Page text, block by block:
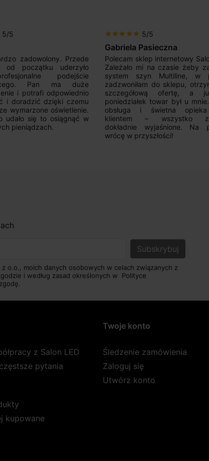
5/5
zadowolony. Przede
od początku uderzyło
podejście
Pan ma duże
i potrafi odpowiednio
i doradzić dzięki czemu
wymarzone oświetlenie.
udało się to osiągnąć w
pieniądzach.
star star star star star 5/5
Gabriela Pasieczna
Polecam sklep internetowy
Zależało mi na czasie żeby
system szyn Multiline, w
zadzwoniłam do sklepu,
szczegółową ofertę, a
poniedziałek towar był u
obsługa i świetna
klientem – wszystko
dokładnie wyjaśnione. Na
wrócę w przyszłości!
o.o., moich danych osobowych w celach związanych z
i według zasad określonych w Polityce
z Salon LED
pytania
kupowane
Twoje konto
Śledzenie zamówienia
Zaloguj się
Utwórz konto